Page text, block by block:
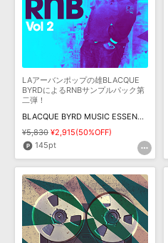
LAアーバンポップの雄BLACQUE
BYRDによるRNBサンプルパック第
二弾！
BLACQUE BYRD MUSIC ESSENTIAL RNB 2
¥5,830 ¥2,915(50%OFF)
145pt